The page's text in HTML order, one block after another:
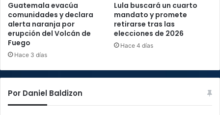
Guatemala evacúa
comunidades y declara
alerta naranja por
erupción del Volcán de
Fuego
Hace 3 días
Lula buscará un cuarto
mandato y promete
retirarse tras las
elecciones de 2026
Hace 4 días
Por Daniel Baldizon